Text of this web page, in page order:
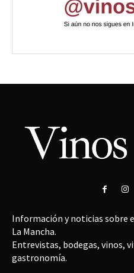
Información y noticias sobre
La Mancha.
Entrevistas, bodegas, vinos,
gastronomía.